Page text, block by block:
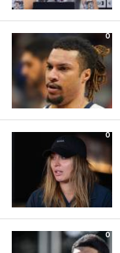
0
0
0